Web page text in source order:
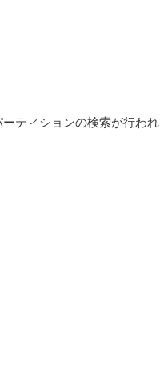
ティションの検索が行われ